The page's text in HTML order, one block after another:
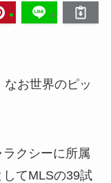
お世界のピッ
クシーに所属
してMLSの39試